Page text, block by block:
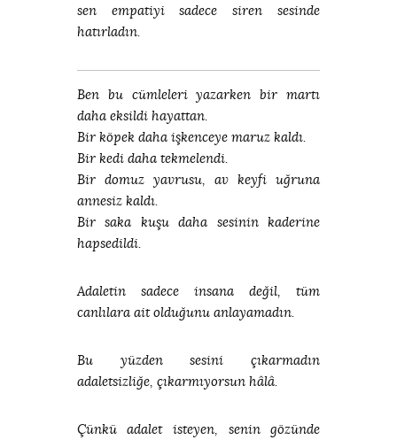
sen empatiyi sadece siren sesinde
hatırladın.
Ben bu cümleleri yazarken bir martı
daha eksildi hayattan.
Bir köpek daha işkenceye maruz kaldı.
Bir kedi daha tekmelendi.
Bir domuz yavrusu, av keyfi uğruna
annesiz kaldı.
Bir saka kuşu daha sesinin kaderine
hapsedildi.
Adaletin sadece insana değil, tüm
canlılara ait olduğunu anlayamadın.
Bu yüzden sesini çıkarmadın
adaletsizliğe, çıkarmıyorsun hâlâ.
Çünkü adalet isteyen, senin gözünde